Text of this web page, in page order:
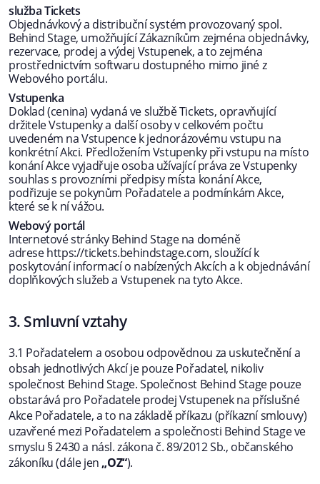
služba Tickets
Objednávkový a distribuční systém provozovaný spol.
Behind Stage, umožňující Zákazníkům zejména objednávky,
rezervace, prodej a výdej Vstupenek, a to zejména
prostřednictvím softwaru dostupného mimo jiné z
Webového portálu.
Vstupenka
Doklad (cenina) vydaná ve službě Tickets, opravňující
držitele Vstupenky a další osoby v celkovém počtu
uvedeném na Vstupence k jednorázovému vstupu na
konkrétní Akci. Předložením Vstupenky při vstupu na místo
konání Akce vyjadřuje osoba užívající práva ze Vstupenky
souhlas s provozními předpisy místa konání Akce,
podřizuje se pokynům Pořadatele a podmínkám Akce,
které se k ní vážou.
Webový portál
Internetové stránky Behind Stage na doméně
adrese https://tickets.behindstage.com, sloužící k
poskytování informací o nabízených Akcích a k objednávání
doplňkových služeb a Vstupenek na tyto Akce.
3. Smluvní vztahy
3.1 Pořadatelem a osobou odpovědnou za uskutečnění a
obsah jednotlivých Akcí je pouze Pořadatel, nikoliv
společnost Behind Stage. Společnost Behind Stage pouze
obstarává pro Pořadatele prodej Vstupenek na příslušné
Akce Pořadatele, a to na základě příkazu (příkazní smlouvy)
uzavřené mezi Pořadatelem a společnosti Behind Stage ve
smyslu § 2430 a násl. zákona č. 89/2012 Sb., občanského
zákoníku (dále jen „OZ“).